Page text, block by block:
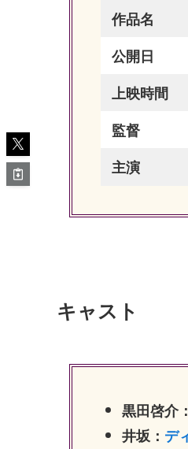
作品名
公開日
上映時間
監督
主演
キャスト
黒田啓介：
井坂： デ